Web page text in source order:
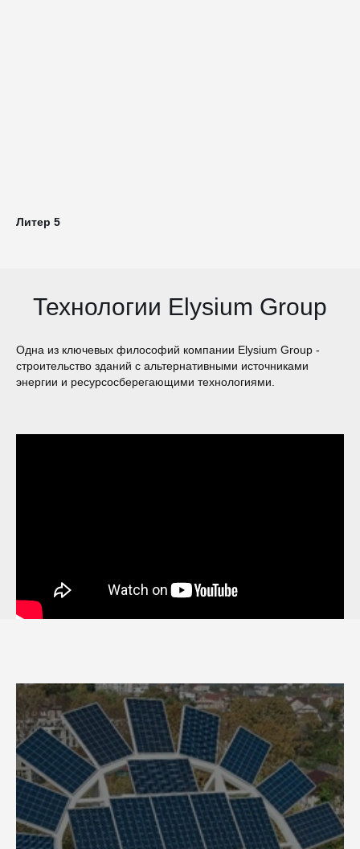
Литер 5
Технологии Elysium Group
Одна из ключевых философий компании Elysium Group -
строительство зданий с альтернативными источниками
энергии и ресурсосберегающими технологиями.